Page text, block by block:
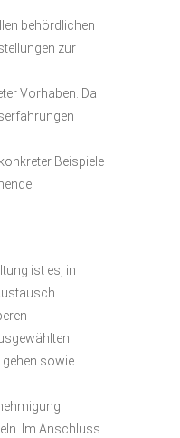
behördlichen
zur
Vorhaben. Da
Beispiele
ist es, in
gehen sowie
Im Anschluss